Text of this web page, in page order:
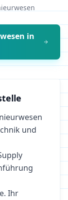
in
und
Ihr